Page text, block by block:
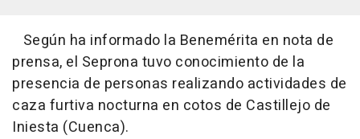
Según ha informado la Benemérita en nota de
prensa, el Seprona tuvo conocimiento de la
presencia de personas realizando actividades de
caza furtiva nocturna en cotos de Castillejo de
Iniesta (Cuenca).